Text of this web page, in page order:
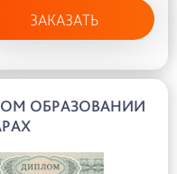
ЗАКАЗАТЬ
ОБРАЗОВАНИИ